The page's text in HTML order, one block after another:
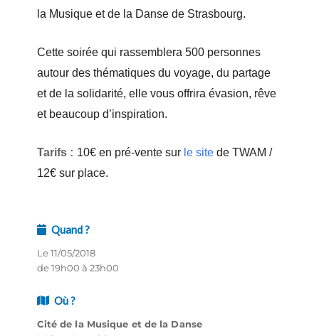
la Musique et de la Danse de Strasbourg.
Cette soirée qui rassemblera 500 personnes
autour des thématiques du voyage, du partage
et de la solidarité, elle vous offrira évasion, rêve
et beaucoup d’inspiration.
Tarifs : 10€ en pré-vente sur le sitede TWAM /
12€ sur place.
Quand ?
Le 11/05/2018
de 19h00 à 23h00
Où ?
Cité de la Musique et de la Danse